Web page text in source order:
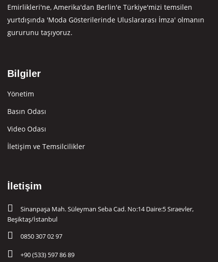
Emirlikleri'ne, Amerika'dan Berlin'e Türkiye'mizi temsilen
yurtdışında 'Moda Gösterilerinde Uluslararası İmza' olmanın
gururunu taşıyoruz.
Bilgiler
Yönetim
Basın Odası
Video Odası
İletişim ve Temsilcilikler
İletişim
Sinanpaşa Mah. Süleyman Seba Cad. No:14 Daire:5 Sıraevler,
Beşiktaş/İstanbul
0850 307 02 97
+90 (533) 597 86 89